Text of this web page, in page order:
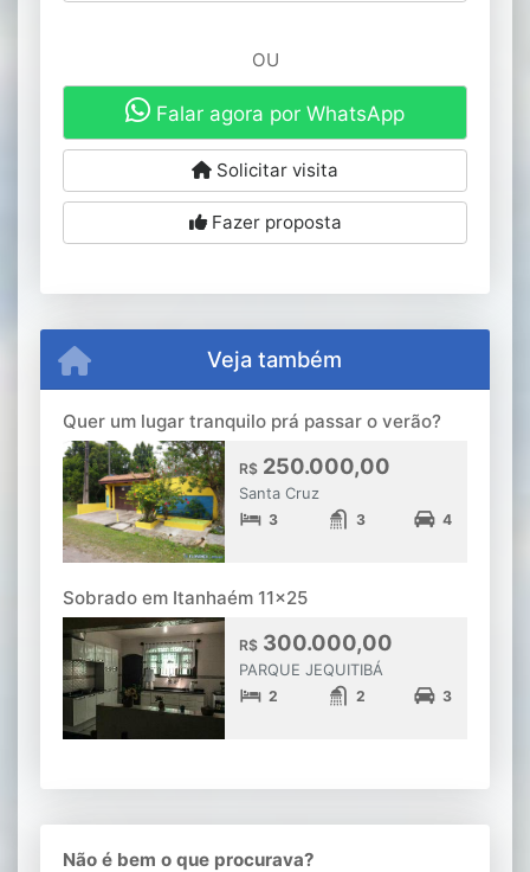
OU
Falar agora por WhatsApp
Solicitar visita
Fazer proposta
Veja também
Quer um lugar tranquilo prá passar o verão?
R$250.000,00
Santa Cruz
3 3 4
Sobrado em Itanhaém 11x25
R$300.000,00
PARQUE JEQUITIBÁ
2 2 3
Não é bem o que procurava?